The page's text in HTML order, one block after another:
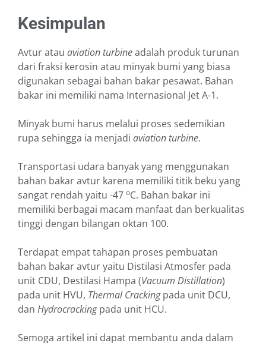
Kesimpulan
Avtur atau aviation turbineadalah produk turunan
dari fraksi kerosin atau minyak bumi yang biasa
digunakan sebagai bahan bakar pesawat. Bahan
bakar ini memiliki nama Internasional Jet A-1.
Minyak bumi harus melalui proses sedemikian
rupa sehingga ia menjadi aviation turbine.
Transportasi udara banyak yang menggunakan
bahan bakar avtur karena memiliki titik beku yang
sangat rendah yaitu -47 oC. Bahan bakar ini
memiliki berbagai macam manfaat dan berkualitas
tinggi dengan bilangan oktan 100.
Terdapat empat tahapan proses pembuatan
bahan bakar avtur yaitu Distilasi Atmosfer pada
unit CDU, Destilasi Hampa (Vacuum Distillation)
pada unit HVU, Thermal Crackingpada unit DCU,
dan Hydrocrackingpada unit HCU.
Semoga artikel ini dapat membantu anda dalam